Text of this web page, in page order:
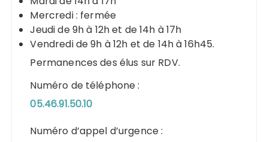
Mercredi : fermée
Jeudi de 9h à 12h et de 14h à 17h
Vendredi de 9h à 12h et de 14h à 16h45.
Permanences des élus sur RDV.
Numéro de téléphone :
05.46.91.50.10
Numéro d’appel d’urgence :